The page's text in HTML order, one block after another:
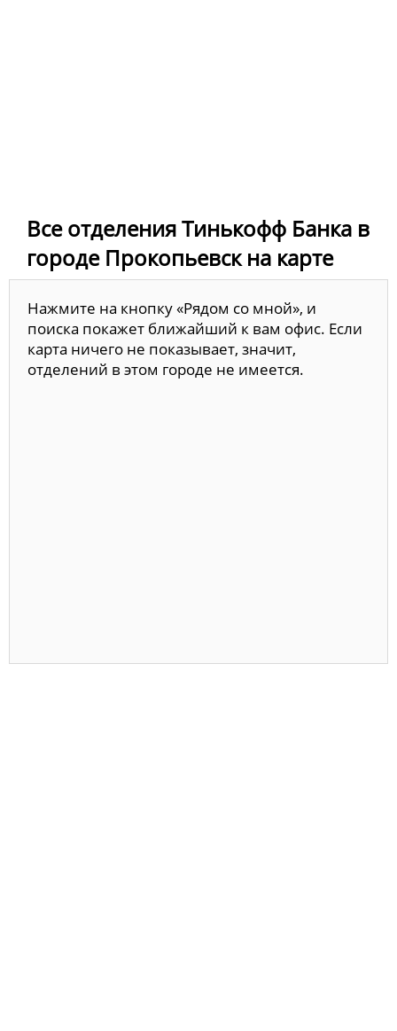
Все отделения Тинькофф Банка в
городе Прокопьевск на карте
Нажмите на кнопку «Рядом со мной», и
поиска покажет ближайший к вам офис. Если
карта ничего не показывает, значит,
отделений в этом городе не имеется.